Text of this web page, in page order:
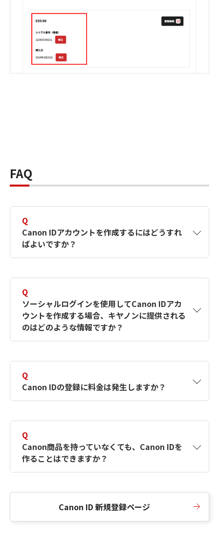
FAQ
Q
Canon IDアカウントを作成するにはどうすれ
ばよいですか？
す。詳しい作成方法は【カメラ】Canon IDとは
何ですか？Canon IDの作成方法は？をご確認く
ださい。
Q
ソーシャルログインを使用してCanon IDアカ
ウントを作成する場合、キヤノンに提供される
のはどのような情報ですか？
択したサービスから取得します。アカウントを
簡単に作成できるように、この情報を使用して
Canon IDの登録フォームを入力します。
Q
Canon IDの登録に料金は発生しますか？
Q
Canon商品を持っていなくても、Canon IDを
作ることはできますか？
Canon ID 新規登録ページ